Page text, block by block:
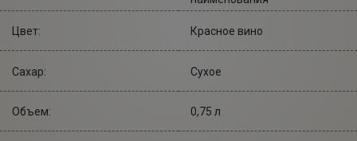
Цвет: Красное вино
Сахар: Сухое
Объем: 0,75 л